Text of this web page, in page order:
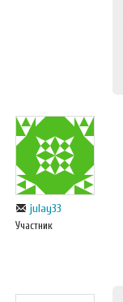
julay33
Участник